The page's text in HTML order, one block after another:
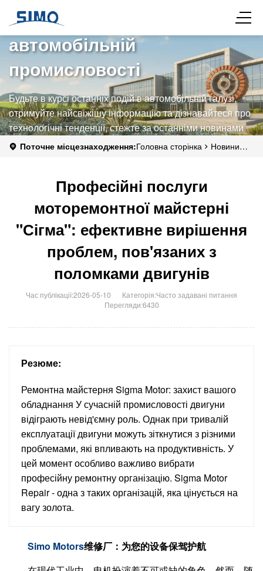
Останні досягнення в
автомобільній
промисловості
Будьте в курсі останніх подій в автомобільній галузі,
отримуйте найсвіжішу інформацію та дізнавайтеся про
технологічні тенденції, стежте за останніми новинами
компанії Simo Motors та дізнавайтеся про силу бренду
Поточне місцезнаходження:Головна сторінка
Новини
проблем, пов'язаних з поломками двигунів
Професійні послуги
моторемонтної майстерні
"Сігма": ефективне вирішення
проблем, пов'язаних з
поломками двигунів
Час публікації:2026-05-10 Категорія:Часто задавані питання
Перегляди:6430
Резюме:
Ремонтна майстерня Sigma Motor: захист вашого
обладнання У сучасній промисловості двигуни
відіграють невід'ємну роль. Однак при тривалій
експлуатації двигуни можуть зіткнутися з різними
проблемами, які впливають на продуктивність. У
цей момент особливо важливо вибрати
професійну ремонтну організацію. Sigma Motor
Repair - одна з таких організацій, яка цінується на
вагу золота.
Simo Motors维修厂：为您的设备保驾护航